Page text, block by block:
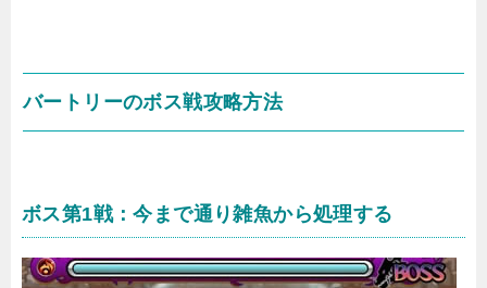
バートリーのボス戦攻略方法
ボス第1戦：今まで通り雑魚から処理する